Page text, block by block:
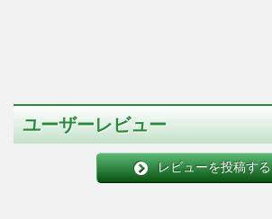
ユーザーレビュー
レビューを投稿する